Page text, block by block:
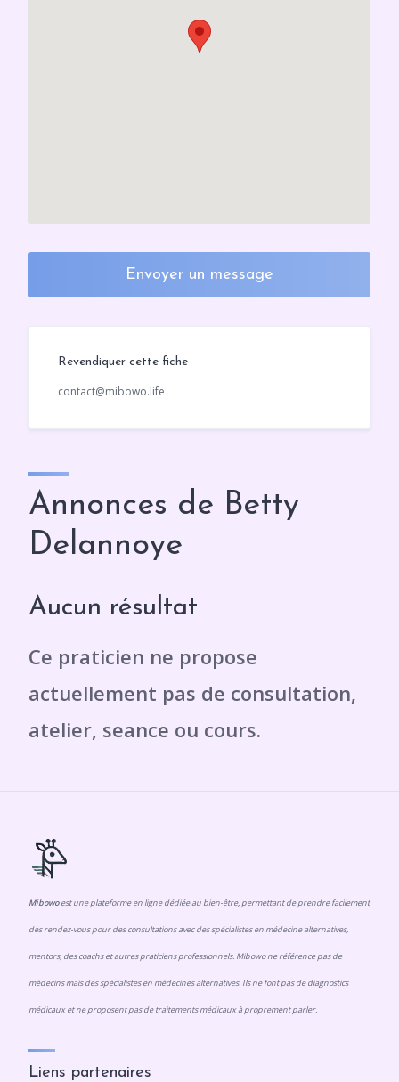
Envoyer un message
Revendiquer cette fiche
contact@mibowo.life
Annonces de Betty
Delannoye
Aucun résultat
Mibowoest une plateforme en ligne dédiée au bien-être, permettant de prendre facilement
des rendez-vous pour des consultations avec des spécialistes en médecine alternatives,
mentors, des coachs et autres praticiens professionnels. Mibowo ne référence pas de
médecins mais des spécialistes en médecines alternatives. Ils ne font pas de diagnostics
médicaux et ne proposent pas de traitements médicaux à proprement parler.
Liens partenaires